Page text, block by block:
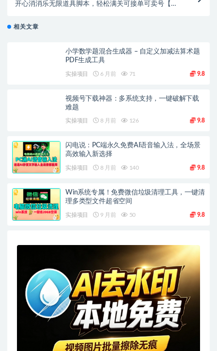
开心消消乐无限道具脚本，轻松满关可接单可卖号【永
相关文章
小学数学题混合生成器 – 自定义加减法算术题
PDF生成工具
实操项目 6 月前 71 9.8
视频号下载神器：多系统支持，一键破解下载
难题
实操项目 8 月前 126 9.8
闪电说：PC端永久免费AI语音输入法，全场景
高效输入新选择
实操项目 8 月前 140 9.8
Win系统专属！免费微信垃圾清理工具，一键清
理多类型文件超省空间
实操项目 9 月前 50 9.8